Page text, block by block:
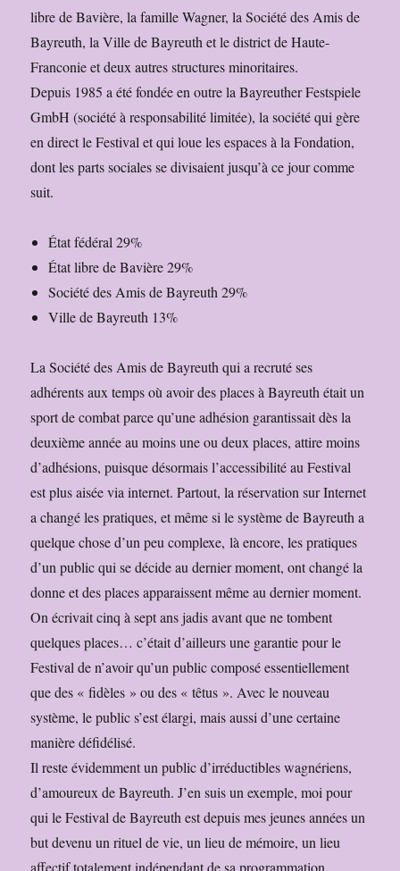
libre de Bavière, la famille Wagner, la Société des Amis de
Bayreuth, la Ville de Bayreuth et le district de Haute-
Franconie et deux autres structures minoritaires.
Depuis 1985 a été fondée en outre la Bayreuther Festspiele
GmbH (société à responsabilité limitée), la société qui gère
en direct le Festival et qui loue les espaces à la Fondation,
dont les parts sociales se divisaient jusqu’à ce jour comme
suit.
État fédéral 29%
État libre de Bavière 29%
Société des Amis de Bayreuth 29%
Ville de Bayreuth 13%
La Société des Amis de Bayreuth qui a recruté ses
adhérents aux temps où avoir des places à Bayreuth était un
sport de combat parce qu’une adhésion garantissait dès la
deuxième année au moins une ou deux places, attire moins
d’adhésions, puisque désormais l’accessibilité au Festival
est plus aisée via internet. Partout, la réservation sur Internet
a changé les pratiques, et même si le système de Bayreuth a
quelque chose d’un peu complexe, là encore, les pratiques
d’un public qui se décide au dernier moment, ont changé la
donne et des places apparaissent même au dernier moment.
On écrivait cinq à sept ans jadis avant que ne tombent
quelques places… c’était d’ailleurs une garantie pour le
Festival de n’avoir qu’un public composé essentiellement
que des « fidèles » ou des « têtus ». Avec le nouveau
système, le public s’est élargi, mais aussi d’une certaine
manière défidélisé.
Il reste évidemment un public d’irréductibles wagnériens,
d’amoureux de Bayreuth. J’en suis un exemple, moi pour
qui le Festival de Bayreuth est depuis mes jeunes années un
but devenu un rituel de vie, un lieu de mémoire, un lieu